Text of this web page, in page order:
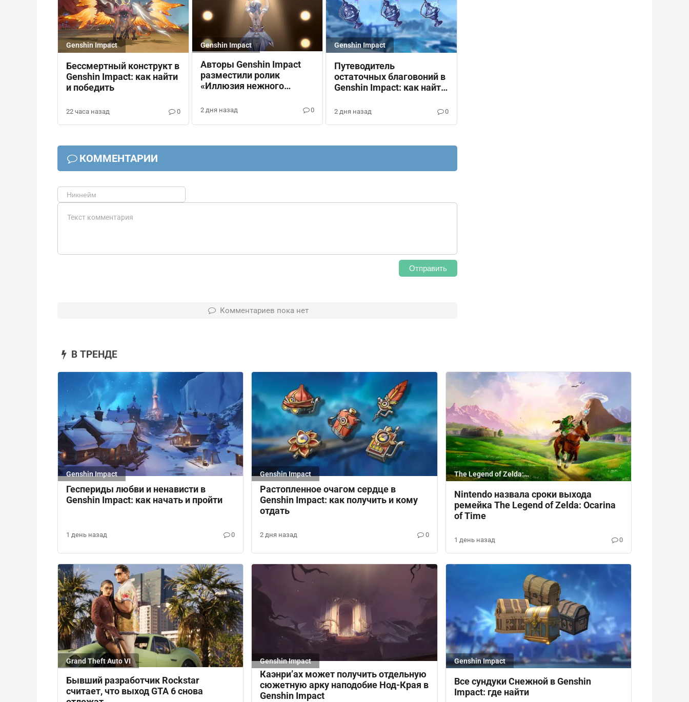
Genshin Impact
Бессмертный конструкт в
Genshin Impact: как найти
и победить
22 часа назад 0
Genshin Impact
Авторы Genshin Impact
разместили ролик
«Иллюзия нежного
2 дня назад 0
Genshin Impact
Путеводитель
остаточных благовоний в
Genshin Impact: как найти
2 дня назад 0
КОММЕНТАРИИ
Отправить
Комментариев пока нет
В ТРЕНДЕ
Genshin Impact
Геспериды любви и ненависти в
Genshin Impact: как начать и пройти
1 день назад 0
Genshin Impact
Растопленное очагом сердце в
Genshin Impact: как получить и кому
отдать
2 дня назад 0
The Legend of Zelda:
Nintendo назвала сроки выхода
ремейка The Legend of Zelda: Ocarina
of Time
1 день назад 0
Grand Theft Auto VI
Бывший разработчик Rockstar
считает, что выход GTA 6 снова
Genshin Impact
Каэнри’ах может получить отдельную
сюжетную арку наподобие Нод-Края в
Genshin Impact
Genshin Impact
Все сундуки Снежной в Genshin
Impact: где найти